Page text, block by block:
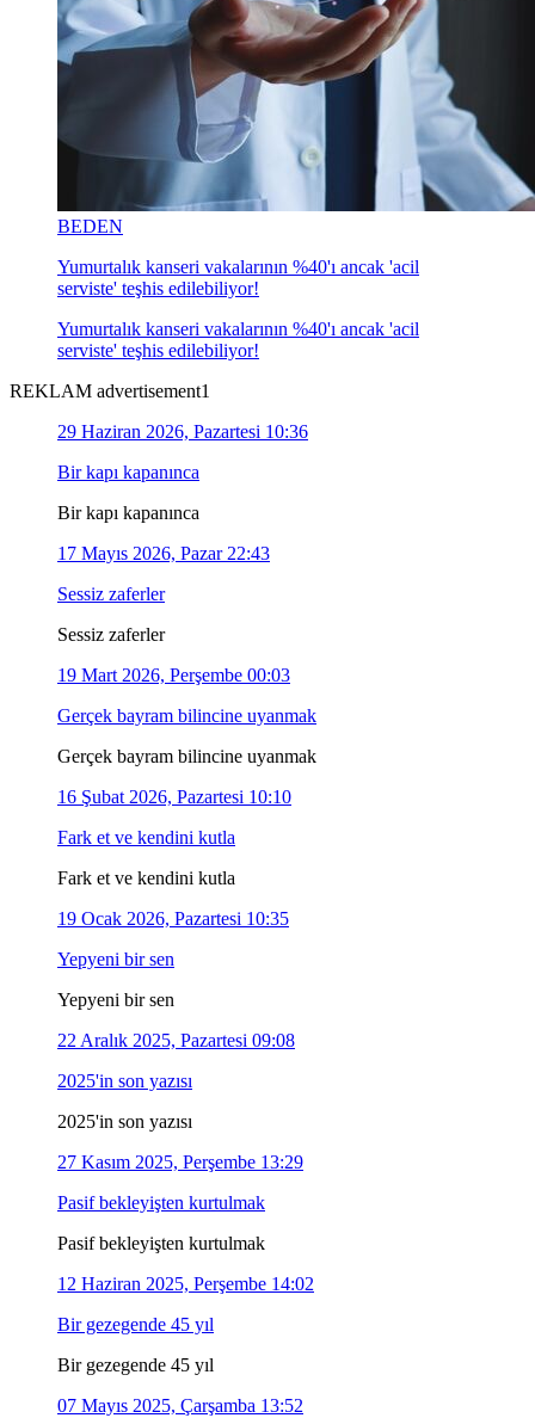
BEDEN
Yumurtalık kanseri vakalarının %40'ı ancak 'acil
serviste' teşhis edilebiliyor!
Yumurtalık kanseri vakalarının %40'ı ancak 'acil
serviste' teşhis edilebiliyor!
REKLAM advertisement1
29 Haziran 2026, Pazartesi 10:36
Bir kapı kapanınca
Bir kapı kapanınca
17 Mayıs 2026, Pazar 22:43
Sessiz zaferler
Sessiz zaferler
19 Mart 2026, Perşembe 00:03
Gerçek bayram bilincine uyanmak
Gerçek bayram bilincine uyanmak
16 Şubat 2026, Pazartesi 10:10
Fark et ve kendini kutla
Fark et ve kendini kutla
19 Ocak 2026, Pazartesi 10:35
Yepyeni bir sen
Yepyeni bir sen
22 Aralık 2025, Pazartesi 09:08
2025'in son yazısı
2025'in son yazısı
27 Kasım 2025, Perşembe 13:29
Pasif bekleyişten kurtulmak
Pasif bekleyişten kurtulmak
12 Haziran 2025, Perşembe 14:02
Bir gezegende 45 yıl
Bir gezegende 45 yıl
07 Mayıs 2025, Çarşamba 13:52